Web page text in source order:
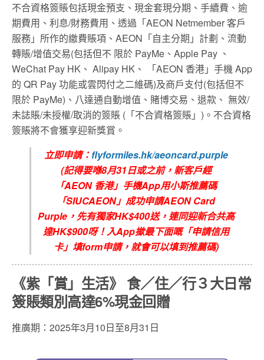
不合資格簽賬包括現金預支、現金套現分期、手續費、逾
期費用、利息/財務費用、透過「AEON Netmember 客戶
服務」所作的繳費賬項、AEON「自主分期」計劃、流動
轉賬/增值交易(包括但不 限於 PayMe、Apple Pay 、
WeChat Pay HK、 Alipay HK、 「AEON 香港」手機 App
的 QR Pay 功能或雲閃付之二維碼)及商戶支付(包括但不
限於 PayMe)、八達通自動增值、賭博交易、退款、 無效/
未誌賬/未授權/取消的簽賬 (「不合資格簽賬」)。不合資格
簽賬將不會獲享迎新獎賞。
立即申請：flyformiles.hk/aeoncard.purple
(記得要喺8月31日或之前，新客戶經
「AEON 香港」手機App用小斯推薦碼
「SIUCAEON」成功申請AEON Card
Purple，先有獨家HK$400送，連同迎新合共高
達HK$900呀！入App撳最下面嘅「申請信用
卡」填form申請，就會可以填到推薦碼)
《紫「賞」生活》 食／住／行３大日常
簽賬類別高達6%現金回贈
推廣期：2025年3月10日至8月31日